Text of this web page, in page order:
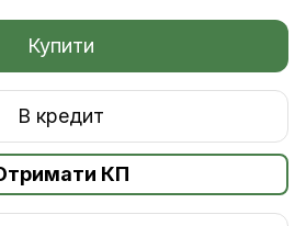
Купити
В кредит
КП